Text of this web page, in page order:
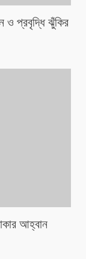
ও প্রবৃদ্ধি ঝুঁকির
আহ্বান